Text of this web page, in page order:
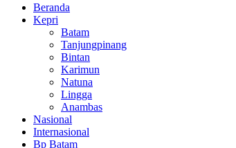
Beranda
Kepri
Batam
Tanjungpinang
Bintan
Karimun
Natuna
Lingga
Anambas
Nasional
Internasional
Bp Batam